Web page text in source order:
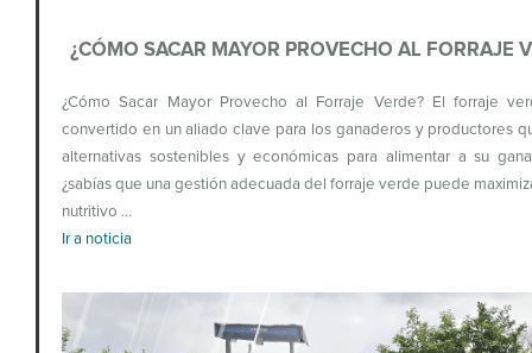
¿CÓMO SACAR MAYOR PROVECHO AL FORRAJE
¿Cómo Sacar Mayor Provecho al Forraje Verde? El forraje
convertido en un aliado clave para los ganaderos y productores
alternativas sostenibles y económicas para alimentar a su
¿sabías que una gestión adecuada del forraje verde puede
nutritivo …
Ir a noticia